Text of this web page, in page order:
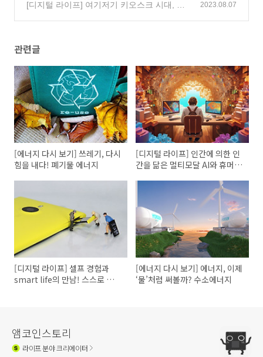
볼까? 수소에너지
(0)
[디지털 라이프] 여기저기 키오스크 시대, But
2023.08.07
관련글
[에너지 다시 보기] 쓰레기, 다시
힘을 내다! 폐기물 에너지
[디지털 라이프] 인간에 의한 인
간을 닮은 멀티모달 AI와 휴머노
[디지털 라이프] 셀프 경험과
smart life의 만남! 스스로 수리
[에너지 다시 보기] 에너지, 이제
‘물’처럼 써볼까? 수소에너지
앰코인스토리
라이프분야 크리에이터